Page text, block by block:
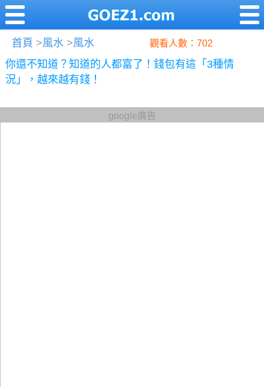
首頁 >風水 >風水 觀看人數：702
你還不知道？知道的人都富了！錢包有這「3種情
況」，越來越有錢！
google廣告